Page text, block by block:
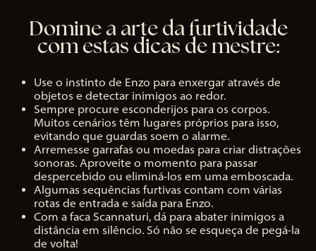
Domine a arte da furtividade
com estas dicas de mestre:
Use o instinto de Enzo para enxergar através de
objetos e detectar inimigos ao redor.
Sempre procure esconderijos para os corpos.
Muitos cenários têm lugares próprios para isso,
evitando que guardas soem o alarme.
Arremesse garrafas ou moedas para criar distrações
sonoras. Aproveite o momento para passar
despercebido ou eliminá-los em uma emboscada.
Algumas sequências furtivas contam com várias
rotas de entrada e saída para Enzo.
Com a faca Scannaturi, dá para abater inimigos a
distância em silêncio. Só não se esqueça de pegá-la
de volta!